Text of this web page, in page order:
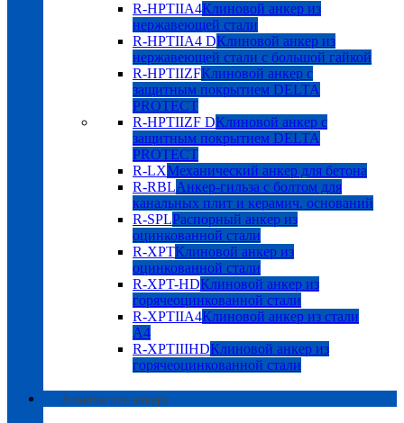
R-HPTIIA4Клиновой анкер из
нержавеющей стали
R-HPTIIA4 DКлиновой анкер из
нержавеющей стали с большой гайкой
R-HPTIIZFКлиновой анкер с
защитным покрытием DELTA
PROTECT
R-HPTIIZF DКлиновой анкер с
защитным покрытием DELTA
PROTECT
R-LXМеханический анкер для бетона
R-RBLАнкер-гильза с болтом для
канальных плит и керамич. оснований
R-SPLРаспорный анкер из
оцинкованной стали
R-XPTКлиновой анкер из
оцинкованной стали
R-XPT-HDКлиновой анкер из
горячеоцинкованной стали
R-XPTIIA4Клиновой анкер из стали
А4
R-XPTIIIHDКлиновой анкер из
горячеоцинкованной стали
Химические анкера